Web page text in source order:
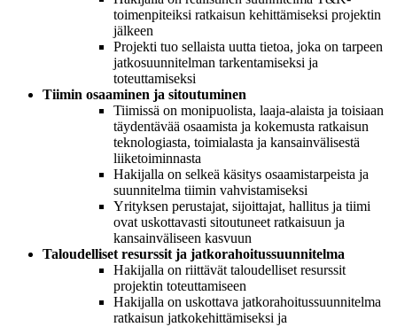
toimenpiteiksi ratkaisun kehittämiseksi projektin
jälkeen
Projekti tuo sellaista uutta tietoa, joka on tarpeen
jatkosuunnitelman tarkentamiseksi ja
toteuttamiseksi
Tiimin osaaminen ja sitoutuminen
Tiimissä on monipuolista, laaja-alaista ja toisiaan
täydentävää osaamista ja kokemusta ratkaisun
teknologiasta, toimialasta ja kansainvälisestä
liiketoiminnasta
Hakijalla on selkeä käsitys osaamistarpeista ja
suunnitelma tiimin vahvistamiseksi
Yrityksen perustajat, sijoittajat, hallitus ja tiimi
ovat uskottavasti sitoutuneet ratkaisuun ja
kansainväliseen kasvuun
Taloudelliset resurssit ja jatkorahoitussuunnitelma
Hakijalla on riittävät taloudelliset resurssit
projektin toteuttamiseen
Hakijalla on uskottava jatkorahoitussuunnitelma
ratkaisun jatkokehittämiseksi ja